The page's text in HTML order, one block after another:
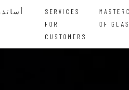
SERVICES
FOR
CUSTOMERS
OF